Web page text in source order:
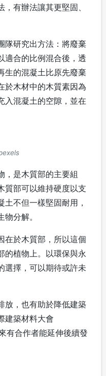
有辦法讓其更堅固、
隊研究出方法：將廢棄
適合的比例混合後，透
生的混凝土比原先廢棄
於木材中的木質素因為
入混凝土的空隙，並在
，是木質部的主要組
質部可以維持硬度以支
不但一樣堅固耐用，
分解。
在於木質部，所以這個
的植物上。以環保與永
選擇，可以期待或許未
放，也有助於降低建築
建築材料大會
有合作者能延伸後續發